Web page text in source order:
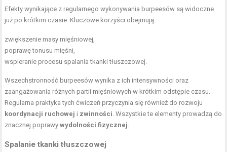
Efekty wynikające z regularnego wykonywania burpeesów są widoczne
już po krótkim czasie. Kluczowe korzyści obejmują:
zwiększenie masy mięśniowej,
poprawę tonusu mięśni,
wspieranie procesu spalania tkanki tłuszczowej.
Wszechstronność burpeesów wynika z ich intensywności oraz
zaangażowania różnych partii mięśniowych w krótkim odstępie czasu.
Regularna praktyka tych ćwiczeń przyczynia się również do rozwoju
koordynacji ruchowej i zwinności. Wszystkie te elementy prowadzą do
znacznej poprawywydolności fizycznej.
Spalanie tkanki tłuszczowej